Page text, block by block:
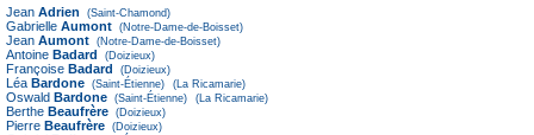
Jean Adrien (Saint-Chamond)
Gabrielle Aumont (Notre-Dame-de-Boisset)
Jean Aumont (Notre-Dame-de-Boisset)
Antoine Badard (Doizieux)
Françoise Badard (Doizieux)
Léa Bardone (Saint-Étienne) (La Ricamarie)
Oswald Bardone (Saint-Étienne) (La Ricamarie)
Berthe Beaufrère (Doizieux)
Pierre Beaufrère (Doizieux)